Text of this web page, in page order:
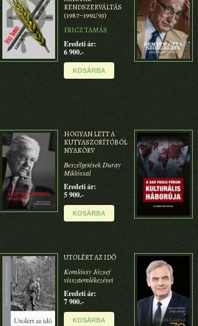
RENDSZERVÁLTÁS
(1987–1992/93)
FRICZ TAMÁS
Eredeti ár:
6 900.-
KOSÁRBA
HOGYAN LETT A
KUTYASZORÍTÓBÓL
NYAKÖRV
Beszélgetések Duray
Miklóssal
Eredeti ár:
5 900.-
KOSÁRBA
UTOLÉRT AZ IDŐ
Komlóssy József
visszaemlékezései
Eredeti ár:
7 900.-
KOSÁRBA